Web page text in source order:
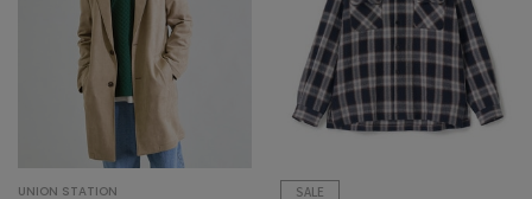
UNION STATION SALE